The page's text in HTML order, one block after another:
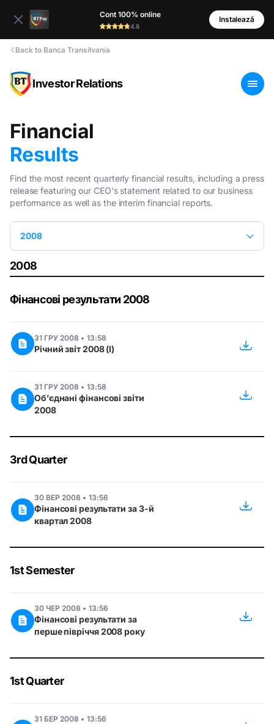
Cont 100% online
4.8
Instalează
Back to Banca Transilvania
Investor Relations
Financial
Results
Find the most recent quarterly financial results, including a press
release featuring our CEO's statement related to our business
performance as well as the interim financial reports.
2008
2008
Фінансові результати 2008
31 ГРУ 2008 • 13:58
Річний звіт 2008 (I)
31 ГРУ 2008 • 13:58
Об’єднані фінансові звіти
2008
3rd Quarter
30 ВЕР 2008 • 13:56
Фінансові результати за 3-й
квартал 2008
1st Semester
30 ЧЕР 2008 • 13:56
Фінансові результати за
перше півріччя 2008 року
1st Quarter
31 БЕР 2008 • 13:56